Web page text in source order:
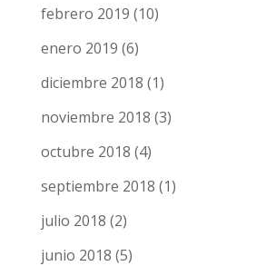
febrero 2019 (10)
enero 2019 (6)
diciembre 2018 (1)
noviembre 2018 (3)
octubre 2018 (4)
septiembre 2018 (1)
julio 2018 (2)
junio 2018 (5)